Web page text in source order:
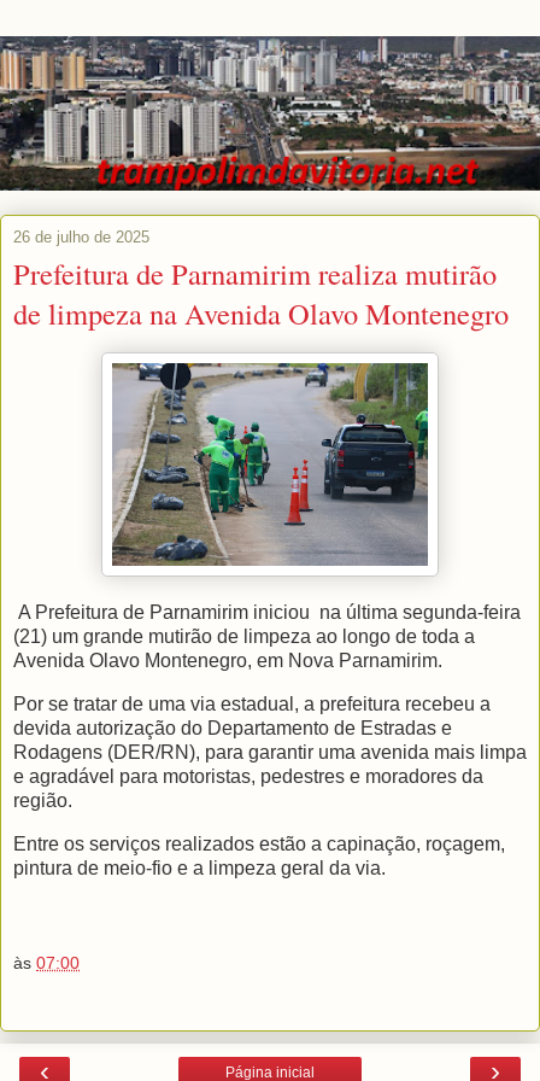
26 de julho de 2025
Prefeitura de Parnamirim realiza mutirão
de limpeza na Avenida Olavo Montenegro
A Prefeitura de Parnamirim iniciou na última segunda-feira
(21) um grande mutirão de limpeza ao longo de toda a
Avenida Olavo Montenegro, em Nova Parnamirim.
Por se tratar de uma via estadual, a prefeitura recebeu a
devida autorização do Departamento de Estradas e
Rodagens (DER/RN), para garantir uma avenida mais limpa
e agradável para motoristas, pedestres e moradores da
região.
Entre os serviços realizados estão a capinação, roçagem,
pintura de meio-fio e a limpeza geral da via.
às 07:00
‹ ›
Página inicial